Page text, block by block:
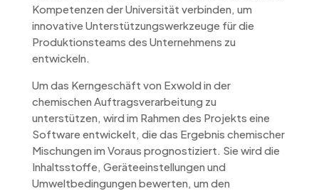
Kompetenzen der Universität verbinden, um
innovative Unterstützungswerkzeuge für die
Produktionsteams des Unternehmens zu
entwickeln.
Um das Kerngeschäft von Exwold in der
chemischen Auftragsverarbeitung zu
unterstützen, wird im Rahmen des Projekts eine
Software entwickelt, die das Ergebnis chemischer
Mischungen im Voraus prognostiziert. Sie wird die
Inhaltsstoffe, Geräteeinstellungen und
Umweltbedingungen bewerten, um den